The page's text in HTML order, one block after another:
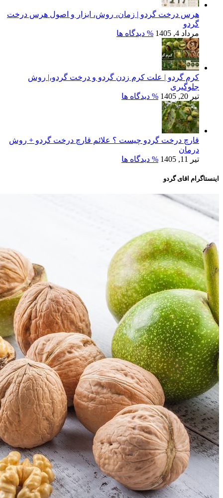
هرس درخت گردو | زمان، روش، ابزار و اصول هرس درخت
گردو
مرداد 4, 1405
% دیدگاه ها
کرم گردو | علت کرم زدن گردو و درخت گردو،| روش
جلوگیری
تیر 20, 1405
% دیدگاه ها
قارچ درخت گردو چیست ؟ علائم قارچ درخت گردو + روش
درمان
تیر 11, 1405
% دیدگاه ها
اینستاگرام اقای گردو